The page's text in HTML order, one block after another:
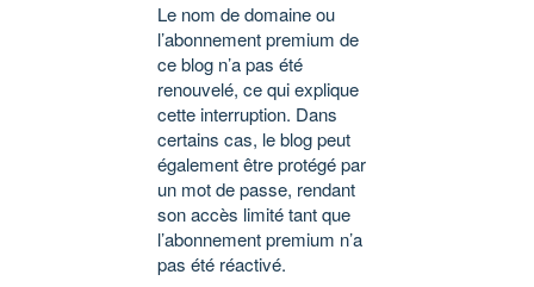
Le nom de domaine ou
l’abonnement premium de
ce blog n’a pas été
renouvelé, ce qui explique
cette interruption. Dans
certains cas, le blog peut
également être protégé par
un mot de passe, rendant
son accès limité tant que
l’abonnement premium n’a
pas été réactivé.